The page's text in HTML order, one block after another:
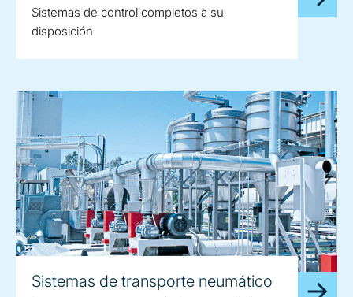
Sistemas de control completos a su
disposición
Sistemas de transporte neumático